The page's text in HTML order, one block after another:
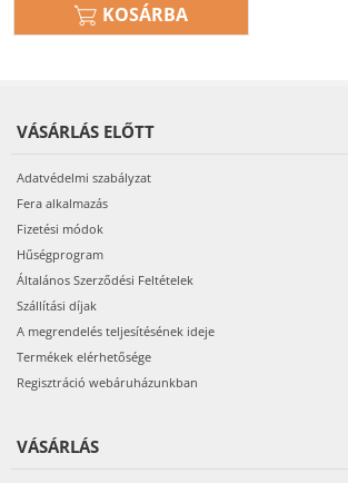
KOSÁRBA
VÁSÁRLÁS ELŐTT
Adatvédelmi szabályzat
Fera alkalmazás
Fizetési módok
Hűségprogram
Általános Szerződési Feltételek
Szállítási díjak
A megrendelés teljesítésének ideje
Termékek elérhetősége
Regisztráció webáruházunkban
VÁSÁRLÁS